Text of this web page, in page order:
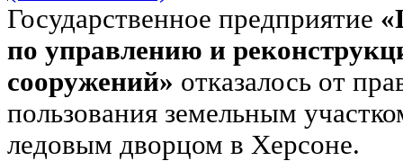
Государственное предприятие
по управлению и
сооружений» отказалось от
пользования земельным
ледовым дворцом в Херсоне.